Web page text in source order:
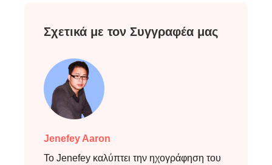
Σχετικά με τον Συγγραφέα μας
Jenefey Aaron
Το Jenefey καλύπτει την ηχογράφηση του